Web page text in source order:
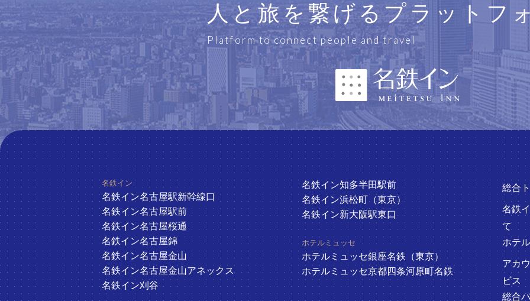
人と旅を繋げるプラットフ
Platform to connect people and travel
ホテル一覧 名鉄イン
名鉄イン名古屋駅新幹線口
名鉄イン名古屋駅前
名鉄イン名古屋桜通
名鉄イン名古屋錦
名鉄イン名古屋金山
名鉄イン名古屋金山アネックス
名鉄イン刈谷
名鉄イン知多半田駅前
名鉄イン浜松町（東京）
名鉄イン新大阪駅東口
ホテルミュッセ
ホテルミュッセ銀座名鉄（東京）
ホテルミュッセ京都四条河原町名鉄
総合
名鉄
て
ホテ
アカ
ビス
総合